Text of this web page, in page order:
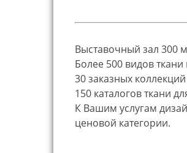
Выставочный зал 300
Более 500 видов ткани
30 заказных коллекций
150 каталогов ткани
К Вашим услугам
ценовой категории.